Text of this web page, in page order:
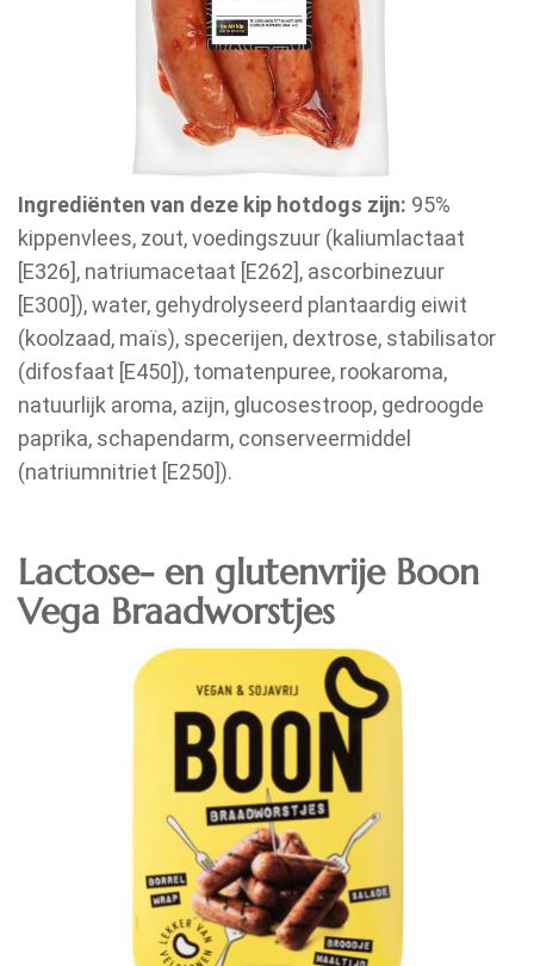
Ingrediënten van deze kip hotdogs zijn: 95%
kippenvlees, zout, voedingszuur (kaliumlactaat
[E326], natriumacetaat [E262], ascorbinezuur
[E300]), water, gehydrolyseerd plantaardig eiwit
(koolzaad, maïs), specerijen, dextrose, stabilisator
(difosfaat [E450]), tomatenpuree, rookaroma,
natuurlijk aroma, azijn, glucosestroop, gedroogde
paprika, schapendarm, conserveermiddel
(natriumnitriet [E250]).
Lactose- en glutenvrije Boon
Vega Braadworstjes